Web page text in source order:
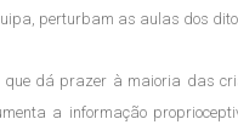
perturbam as aulas dos
dá prazer à maioria das
a informação